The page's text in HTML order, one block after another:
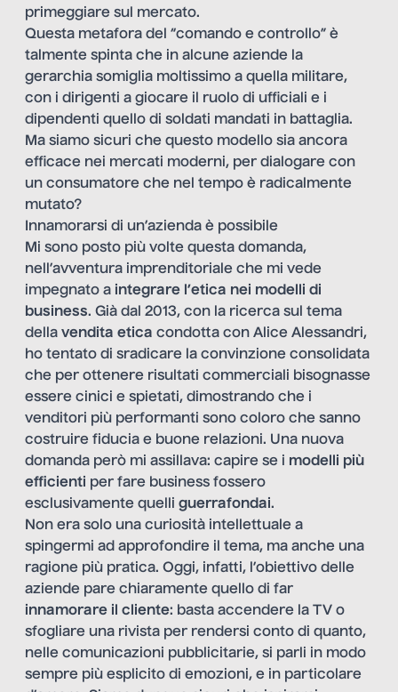
primeggiare sul mercato.
Questa metafora del “comando e controllo” è
talmente spinta che in alcune aziende la
gerarchia somiglia moltissimo a quella militare,
con i dirigenti a giocare il ruolo di ufficiali e i
dipendenti quello di soldati mandati in battaglia.
Ma siamo sicuri che questo modello sia ancora
efficace nei mercati moderni, per dialogare con
un consumatore che nel tempo è radicalmente
mutato?
Innamorarsi di un’azienda è possibile
Mi sono posto più volte questa domanda,
nell’avventura imprenditoriale che mi vede
impegnato a integrare l’etica nei modelli di
business. Già dal 2013, con la ricerca sul tema
della vendita etica condotta con Alice Alessandri,
ho tentato di sradicare la convinzione consolidata
che per ottenere risultati commerciali bisognasse
essere cinici e spietati, dimostrando che i
venditori più performanti sono coloro che sanno
costruire fiducia e buone relazioni. Una nuova
domanda però mi assillava: capire se i modelli più
efficienti per fare business fossero
esclusivamente quelli guerrafondai.
Non era solo una curiosità intellettuale a
spingermi ad approfondire il tema, ma anche una
ragione più pratica. Oggi, infatti, l’obiettivo delle
aziende pare chiaramente quello di far
innamorare il cliente: basta accendere la TV o
sfogliare una rivista per rendersi conto di quanto,
nelle comunicazioni pubblicitarie, si parli in modo
sempre più esplicito di emozioni, e in particolare